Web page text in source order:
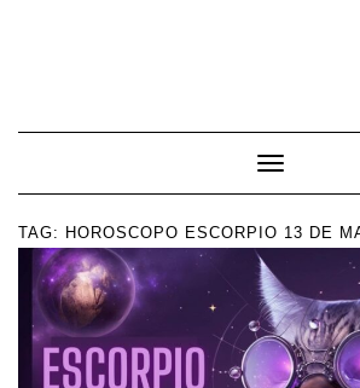
Toggle
TAG: HOROSCOPO ESCORPIO 13 DE